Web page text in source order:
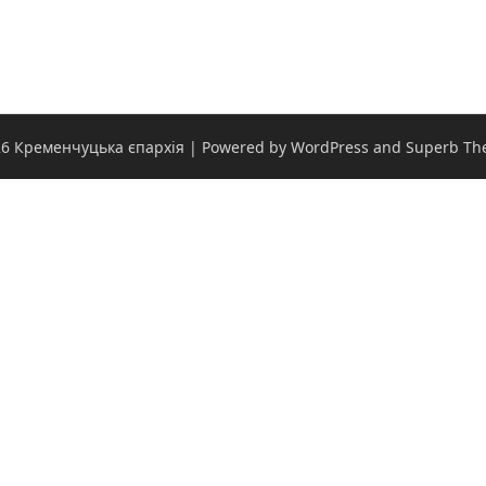
Кременчуцька єпархія | Powered by WordPress and Superb